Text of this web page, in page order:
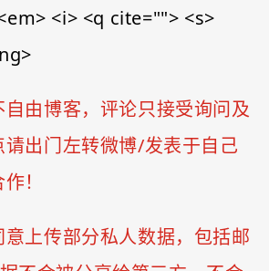
<i> <q cite=""> <s>
由博客，评论只接受询问及
出门左转微博/发表于自己
！
上传部分私人数据，包括邮